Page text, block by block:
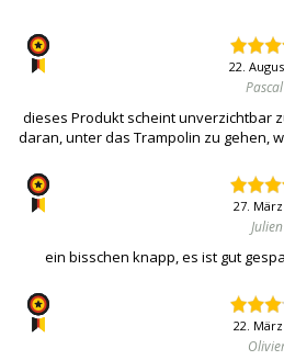
22.
dieses Produkt scheint unverzichtbar
daran, unter das Trampolin zu gehen,
27. März
ein bisschen knapp, es ist gut
22. März